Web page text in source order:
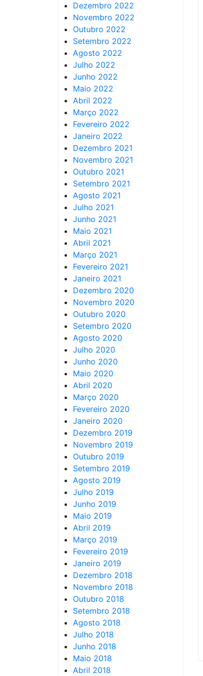
Dezembro 2022
Novembro 2022
Outubro 2022
Setembro 2022
Agosto 2022
Julho 2022
Junho 2022
Maio 2022
Abril 2022
Março 2022
Fevereiro 2022
Janeiro 2022
Dezembro 2021
Novembro 2021
Outubro 2021
Setembro 2021
Agosto 2021
Julho 2021
Junho 2021
Maio 2021
Abril 2021
Março 2021
Fevereiro 2021
Janeiro 2021
Dezembro 2020
Novembro 2020
Outubro 2020
Setembro 2020
Agosto 2020
Julho 2020
Junho 2020
Maio 2020
Abril 2020
Março 2020
Fevereiro 2020
Janeiro 2020
Dezembro 2019
Novembro 2019
Outubro 2019
Setembro 2019
Agosto 2019
Julho 2019
Junho 2019
Maio 2019
Abril 2019
Março 2019
Fevereiro 2019
Janeiro 2019
Dezembro 2018
Novembro 2018
Outubro 2018
Setembro 2018
Agosto 2018
Julho 2018
Junho 2018
Maio 2018
Abril 2018